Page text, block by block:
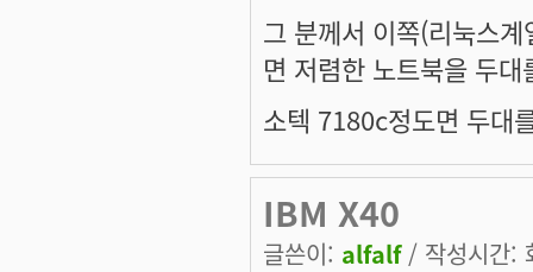
그 분께서 이쪽(리눅스
면 저렴한 노트북을 두
소텍 7180c정도면 두대
IBM X40
글쓴이: alfalf/ 작성시간: